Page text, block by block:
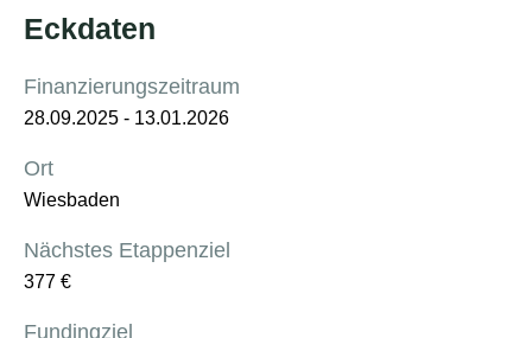
Eckdaten
Finanzierungszeitraum
28.09.2025 - 13.01.2026
Ort
Wiesbaden
Nächstes Etappenziel
377 €
Fundingziel